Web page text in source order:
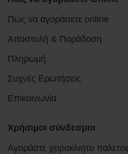
Πως να αγοράσετε online
Αποστολή & Παράδοση
Πληρωμή
Συχνές Ερωτήσεις
Επικοινωνία
Χρήσιμοι σύνδεσμοι
Αγοράστε χειροκίνητο